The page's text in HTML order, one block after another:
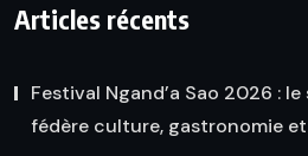
Articles récents
Festival Ngand’a Sao 2026 :
fédère culture, gastronomie